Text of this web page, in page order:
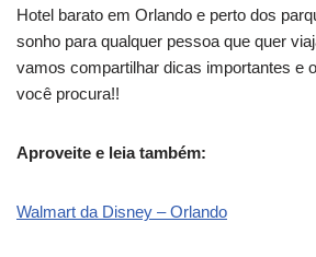
Hotel barato em Orlando e perto dos
sonho para qualquer pessoa que quer
vamos compartilhar dicas importantes e
você procura!!
Aproveite e leia também:
Walmart da Disney – Orlando